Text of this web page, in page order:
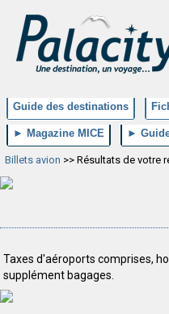
Guide des destinations
► Magazine MICE ►
Billets avion >> Résultats de votre
Taxes d'aéroports comprises,
supplément bagages.